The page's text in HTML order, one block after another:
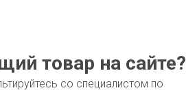
товар на сайте?
со специалистом по